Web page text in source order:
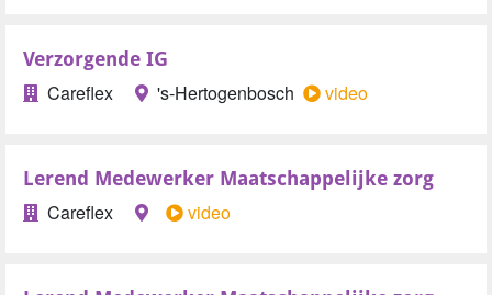
Verzorgende IG
Careflex 's-Hertogenbosch video
Lerend Medewerker Maatschappelijke zorg
Careflex video